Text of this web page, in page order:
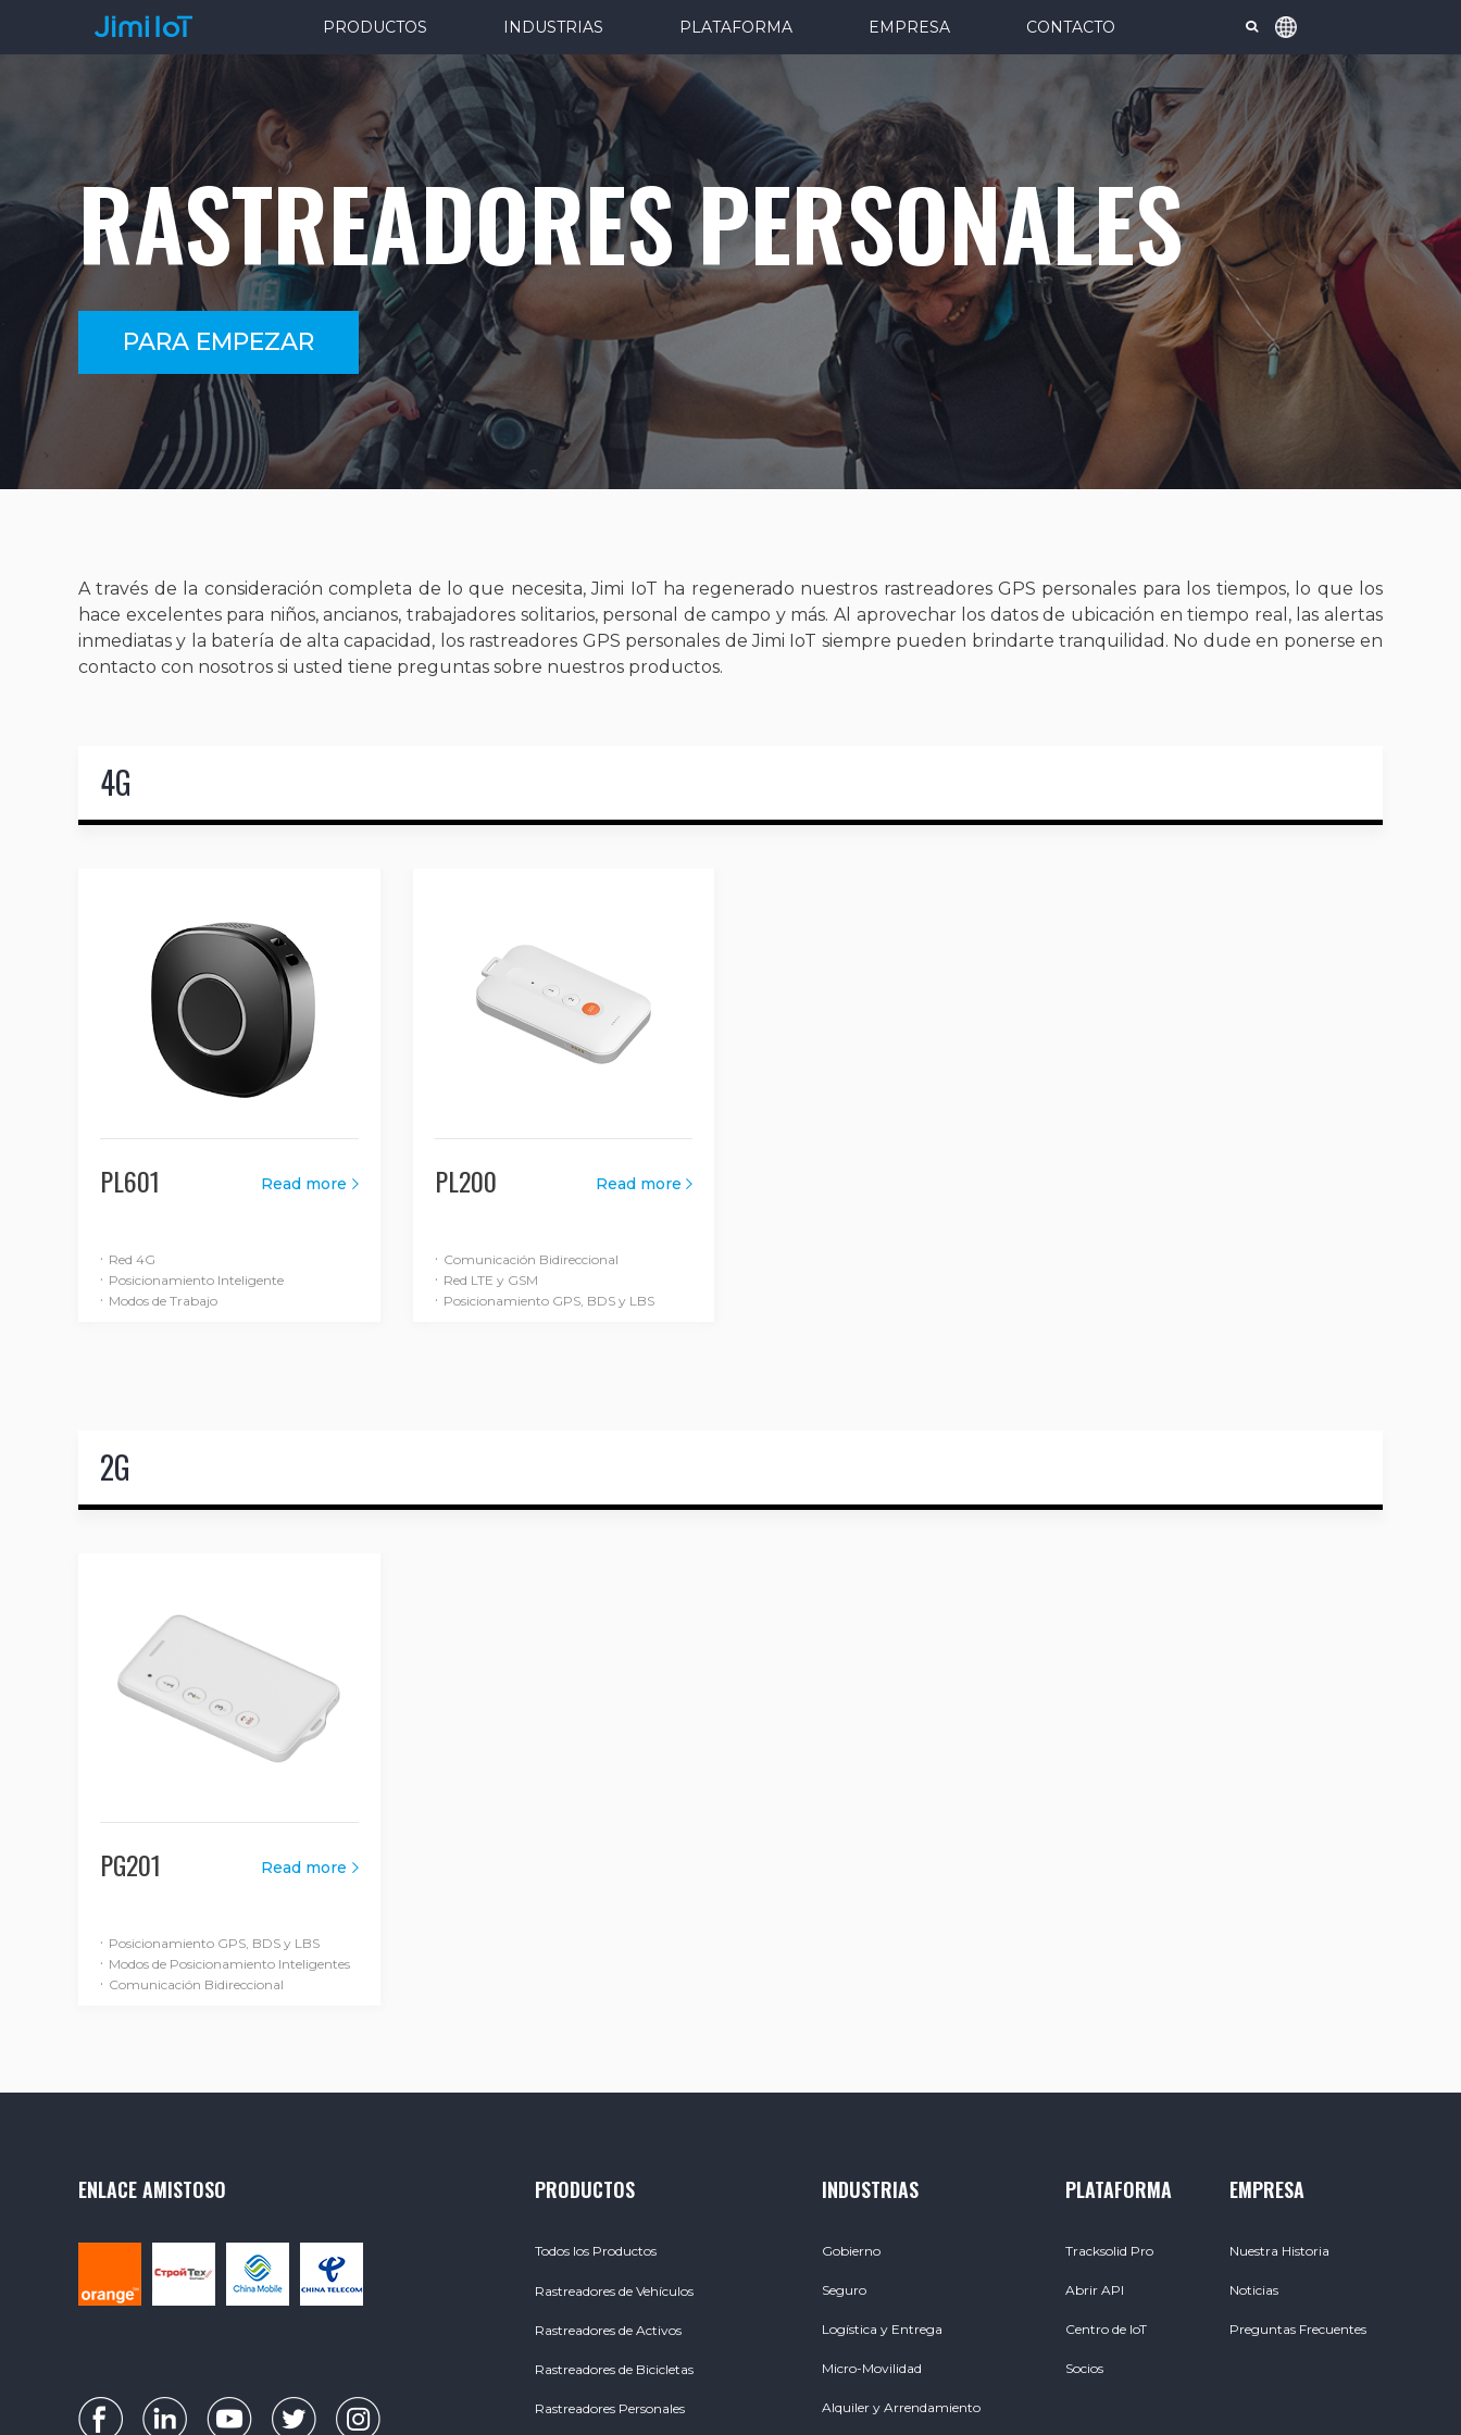
PRODUCTOS INDUSTRIAS PLATAFORMA EMPRESA CONTACTO
RASTREADORES PERSONALES
PARA EMPEZAR
A través de la consideración completa de lo que necesita, Jimi IoT ha regenerado nuestros rastreadores GPS personales para los tiempos, lo que los
hace excelentes para niños, ancianos, trabajadores solitarios, personal de campo y más. Al aprovechar los datos de ubicación en tiempo real, las alertas
inmediatas y la batería de alta capacidad, los rastreadores GPS personales de Jimi IoT siempre pueden brindarte tranquilidad. No dude en ponerse en
contacto con nosotros si usted tiene preguntas sobre nuestros productos.
4G
PL601 Read more
· Red 4G
· Posicionamiento Inteligente
· Modos de Trabajo
PL200 Read more
· Comunicación Bidireccional
· Red LTE y GSM
· Posicionamiento GPS, BDS y LBS
2G
PG201 Read more
· Posicionamiento GPS, BDS y LBS
· Modos de Posicionamiento Inteligentes
· Comunicación Bidireccional
ENLACE AMISTOSO PRODUCTOS
Todos los Productos
Rastreadores de Vehículos
Rastreadores de Activos
Rastreadores de Bicicletas
Rastreadores Personales
INDUSTRIAS
Gobierno
Seguro
Logística y Entrega
Micro-Movilidad
Alquiler y Arrendamiento
PLATAFORMA
Tracksolid Pro
Abrir API
Centro de IoT
Socios
EMPRESA
Nuestra Historia
Noticias
Preguntas Frecuentes